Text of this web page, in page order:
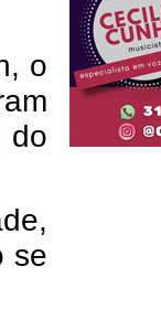
o
do
se